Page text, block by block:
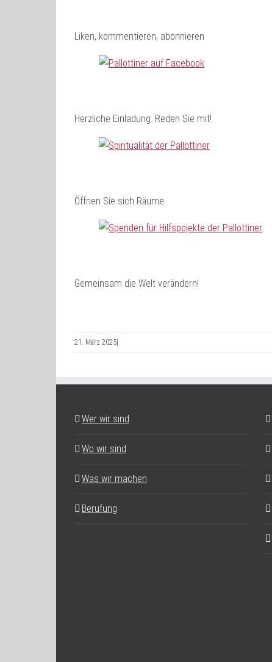
Liken, kommentieren, abonnieren
Herzliche Einladung: Reden Sie mit!
Öffnen Sie sich Räume
Gemeinsam die Welt verändern!
21. März 2025
Wer wir sind
Wo wir sind
Was wir machen
Berufung